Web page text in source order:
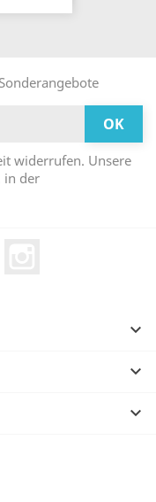
widerrufen. Unsere
in der


